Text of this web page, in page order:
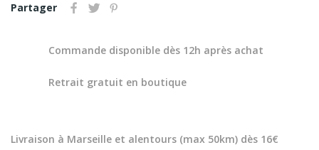
Partager
Commande disponible dès 12h après achat
Retrait gratuit en boutique
Livraison à Marseille et alentours (max 50km) dès 16€